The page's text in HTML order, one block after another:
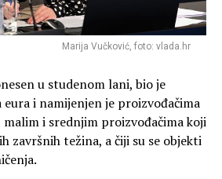
Marija Vučković, foto: vlada.hr
u studenom lani, bio je
i namijenjen je proizvođačima
i srednjim proizvođačima koji
završnih težina, a čiji su se objekti